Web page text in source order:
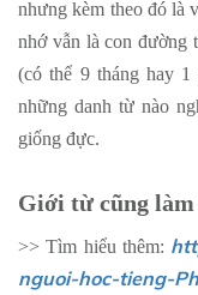
nhưng kèm theo đó là
nhớ vẫn là con đường
(có thể 9 tháng hay
những danh từ nào
giống đực.
Giới từ cũng làm
>> Tìm hiểu thêm:
nguoi-hoc-tieng-